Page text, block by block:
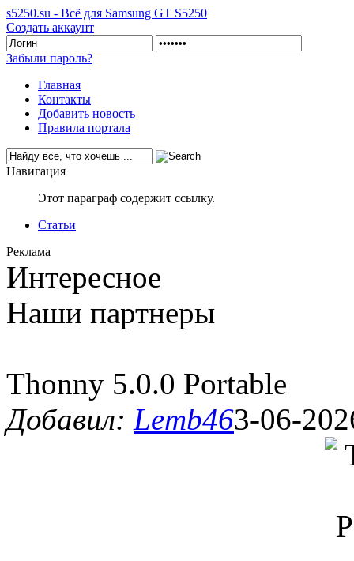
s5250.su - Всё для Samsung GT S5250
Создать аккаунт
Забыли пароль?
Главная
Контакты
Добавить новость
Правила портала
Навигация
Этот параграф содержит ссылку.
Статьи
Реклама
Интересное
Наши партнеры
Thonny 5.0.0 Portable
Добавил: Lemb463-06-